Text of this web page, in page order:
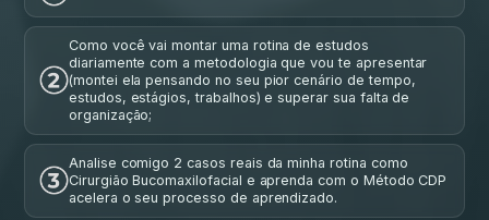
Como você vai montar uma rotina de estudos
diariamente com a metodologia que vou te apresentar
(montei ela pensando no seu pior cenário de tempo,
estudos, estágios, trabalhos) e superar sua falta de
organização;
Analise comigo 2 casos reais da minha rotina como
Cirurgião Bucomaxilofacial e aprenda com o Método CDP
acelera o seu processo de aprendizado.
ASSISTA À AULA